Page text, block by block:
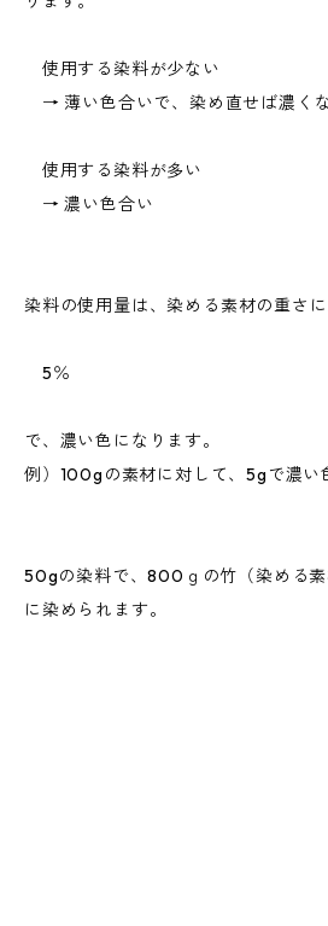
使用する染料が少ない
→ 薄い色合いで、染め直せば濃くな
使用する染料が多い
→ 濃い色合い
染料の使用量は、染める素材の重さに
5％
で、濃い色になります。
例）100gの素材に対して、5gで濃い
50gの染料で、800ｇの竹（染める素
に染められます。